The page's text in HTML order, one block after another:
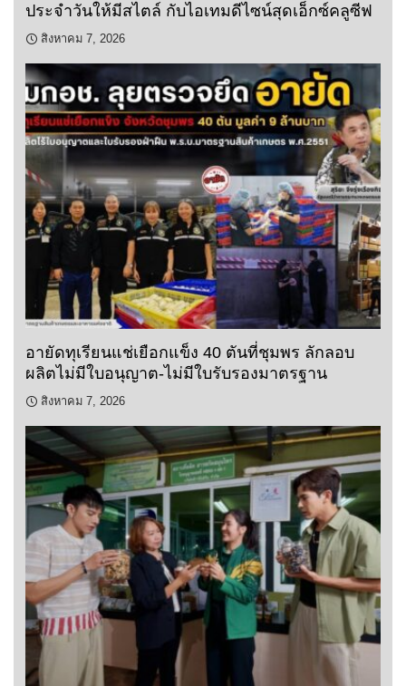
ประจำวันให้มีสไตล์ กับไอเทมดีไซน์สุดเอ็กซ์คลูซีฟ
สิงหาคม 7, 2026
อายัดทุเรียนแช่เยือกแข็ง 40 ตันที่ชุมพร ลักลอบ
ผลิตไม่มีใบอนุญาต-ไม่มีใบรับรองมาตรฐาน
สิงหาคม 7, 2026